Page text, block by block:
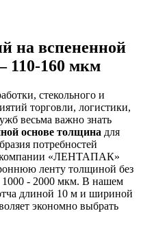
на вспененной
110-160 мкм
стекольного и
торговли, логистики,
весьма важно знать
основе толщина для
потребностей
компании «ЛЕНТАПАК»
ленту толщиной без
- 2000 мкм. В нашем
длиной 10 м и шириной
экономно выбрать